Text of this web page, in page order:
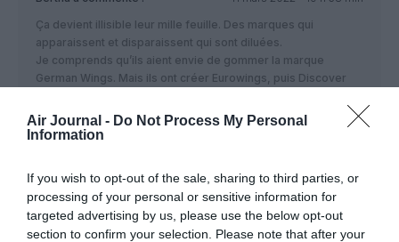
Air Journal - Do Not Process My Personal
Information
If you wish to opt-out of the sale, sharing to third parties, or
processing of your personal or sensitive information for
targeted advertising by us, please use the below opt-out
section to confirm your selection. Please note that after your
Ça devient illisible leur mille feuille. Des marques qui
apparaissent et disparaissent qui sont diluées.
Je comprends qu’ils aient envie de gommer la marque
German Wings. Mais ils ont créer Eurowings, puis Discover
Et c’est sans compter les nombreuses filiales avec des
modules de 100 places qui sont leur propriété.
RÉPONDRE